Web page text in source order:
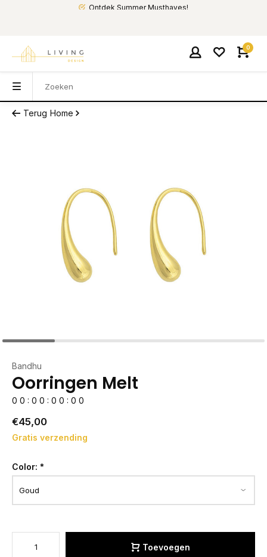
Ontdek Summer Musthaves!
0
Terug Home
Bandhu
Oorringen Melt
0 0 : 0 0 : 0 0 : 0 0
€45,00
Gratis verzending
Color: *
Toevoegen